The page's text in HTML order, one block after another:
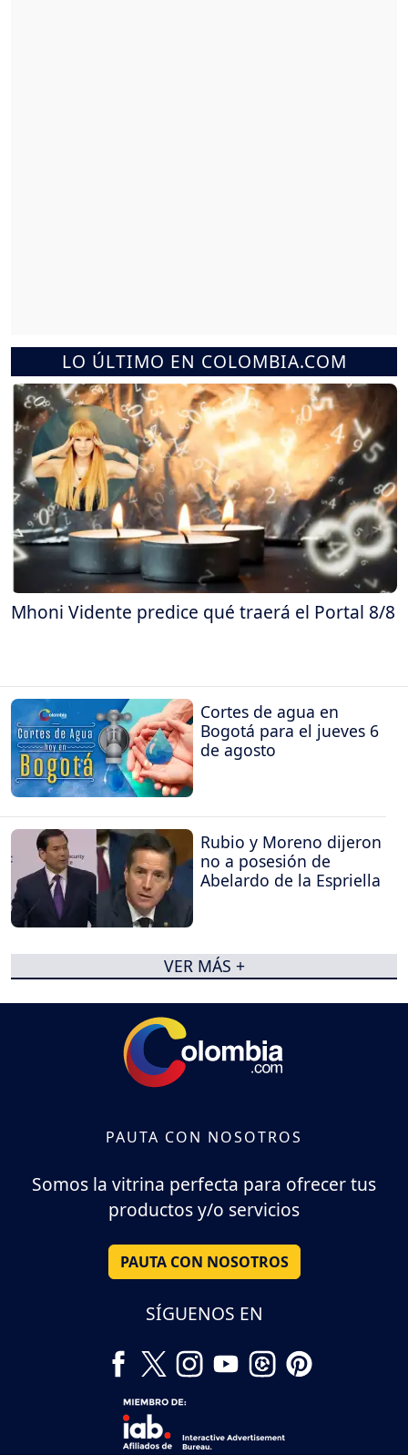
LO ÚLTIMO EN COLOMBIA.COM
Mhoni Vidente predice qué traerá el Portal 8/8
Cortes de agua en
Bogotá para el jueves 6
de agosto
Rubio y Moreno dijeron
no a posesión de
Abelardo de la Espriella
VER MÁS +
PAUTA CON NOSOTROS
Somos la vitrina perfecta para ofrecer tus
productos y/o servicios
PAUTA CON NOSOTROS
SÍGUENOS EN